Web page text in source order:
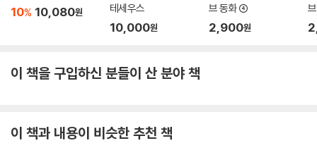
10% 10,080원
테세우스
10,000원
브 동화 ④
2,900원
이 책을 구입하신 분들이 산 분야 책
이 책과 내용이 비슷한 추천 책